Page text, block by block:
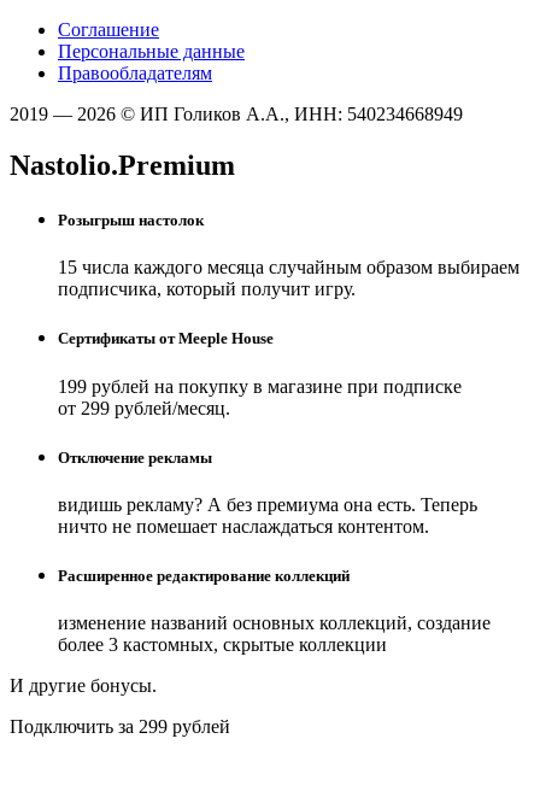
Соглашение
Персональные данные
Правообладателям
2019 — 2026 © ИП Голиков А.А., ИНН: 540234668949
Nastolio.Premium
Розыгрыш настолок
15 числа каждого месяца случайным образом выбираем
подписчика, который получит игру.
Сертификаты от Meeple House
199 рублей на покупку в магазине при подписке
от 299 рублей/месяц.
Отключение рекламы
видишь рекламу? А без премиума она есть. Теперь
ничто не помешает наслаждаться контентом.
Расширенное редактирование коллекций
изменение названий основных коллекций, создание
более 3 кастомных, скрытые коллекции
И другие бонусы.
Подключить за 299 рублей